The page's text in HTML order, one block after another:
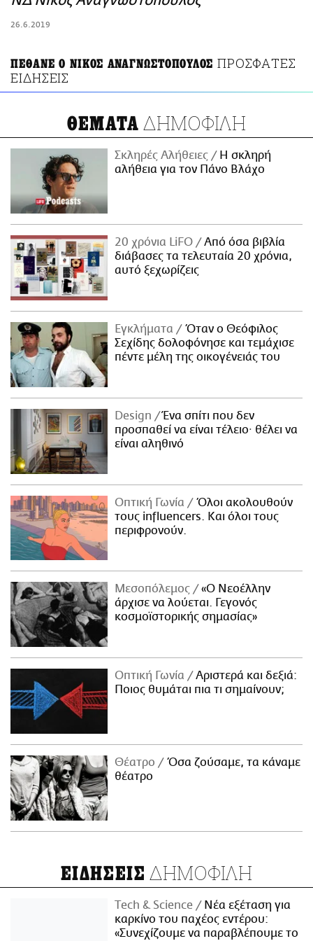
26.6.2019
ΠΕΘΑΝΕ Ο ΝΙΚΟΣ ΑΝΑΓΝΩΣΤΟΠΟΥΛΟΣ ΠΡΟΣΦΑΤΕΣ
ΕΙΔΗΣΕΙΣ
ΘΕΜΑΤΑ ΔΗΜΟΦΙΛΗ
Σκληρές Αλήθειες
H σκληρή
αλήθεια για τον Πάνο Βλάχο
20 χρόνια LiFO
Από όσα βιβλία
διάβασες τα τελευταία 20 χρόνια,
αυτό ξεχωρίζεις
Εγκλήματα
Όταν ο Θεόφιλος
Σεχίδης δολοφόνησε και τεμάχισε
πέντε μέλη της οικογένειάς του
Design
Ένα σπίτι που δεν
προσπαθεί να είναι τέλειο· θέλει να
είναι αληθινό
Οπτική Γωνία
Όλοι ακολουθούν
τους influencers. Και όλοι τους
περιφρονούν.
Μεσοπόλεμος
«Ο Νεοέλλην
άρχισε να λούεται. Γεγονός
κοσμοϊστορικής σημασίας»
Οπτική Γωνία
Αριστερά και δεξιά:
Ποιος θυμάται πια τι σημαίνουν;
Θέατρο
Όσα ζούσαμε, τα κάναμε
θέατρο
ΕΙΔΗΣΕΙΣ ΔΗΜΟΦΙΛΗ
Τech & Science
Νέα εξέταση για
καρκίνο του παχέος εντέρου:
«Συνεχίζουμε να παραβλέπουμε το